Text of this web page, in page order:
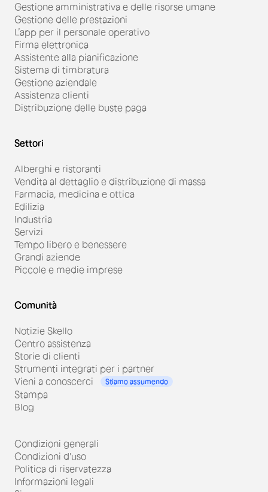
Gestione amministrativa e delle risorse umane
Gestione delle prestazioni
L’app per il personale operativo
Firma elettronica
Assistente alla pianificazione
Sistema di timbratura
Gestione aziendale
Assistenza clienti
Distribuzione delle buste paga
Settori
Alberghi e ristoranti
Vendita al dettaglio e distribuzione di massa
Farmacia, medicina e ottica
Edilizia
Industria
Servizi
Tempo libero e benessere
Grandi aziende
Piccole e medie imprese
Comunità
Notizie Skello
Centro assistenza
Storie di clienti
Strumenti integrati per i partner
Vieni a conoscerci
Stiamo assumendo
Stampa
Blog
Condizioni generali
Condizioni d'uso
Politica di riservatezza
Informazioni legali